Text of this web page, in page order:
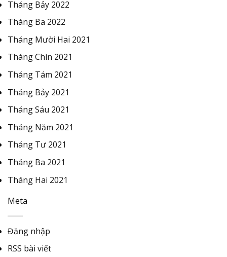
Tháng Bảy 2022
Tháng Ba 2022
Tháng Mười Hai 2021
Tháng Chín 2021
Tháng Tám 2021
Tháng Bảy 2021
Tháng Sáu 2021
Tháng Năm 2021
Tháng Tư 2021
Tháng Ba 2021
Tháng Hai 2021
Meta
Đăng nhập
RSS bài viết